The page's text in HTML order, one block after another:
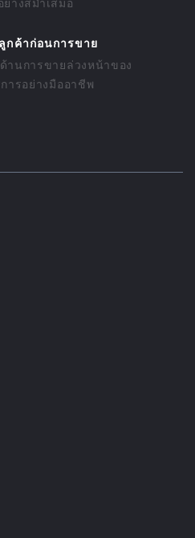
างสม่ำเสมอ
กค้าก่อนการขาย
านการขายล่วงหน้าของ
ารอย่างมืออาชีพ